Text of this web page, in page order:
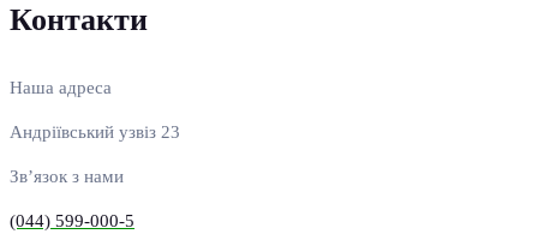
Контакти
Наша адреса
Андріївський узвіз 23
Зв’язок з нами
(044) 599-000-5